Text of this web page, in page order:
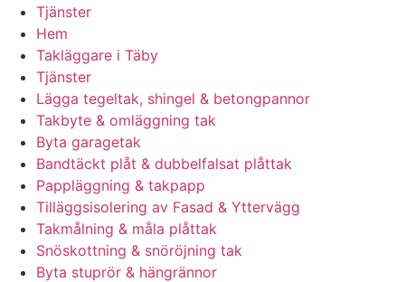
Tjänster
Hem
Takläggare i Täby
Tjänster
Lägga tegeltak, shingel & betongpannor
Takbyte & omläggning tak
Byta garagetak
Bandtäckt plåt & dubbelfalsat plåttak
Pappläggning & takpapp
Tilläggsisolering av Fasad & Yttervägg
Takmålning & måla plåttak
Snöskottning & snöröjning tak
Byta stuprör & hängrännor